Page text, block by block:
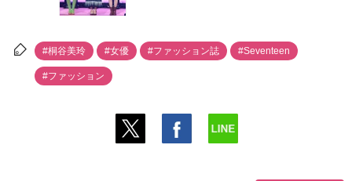
#桐谷美玲 #女優 #ファッション誌 #Seventeen
#ファッション